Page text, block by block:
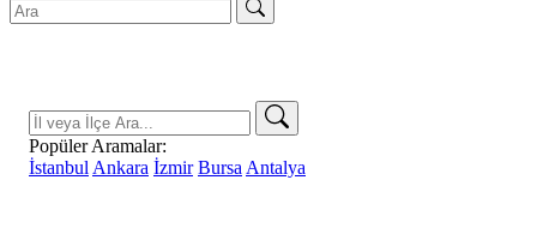
Popüler Aramalar:
İstanbul Ankara İzmir Bursa Antalya